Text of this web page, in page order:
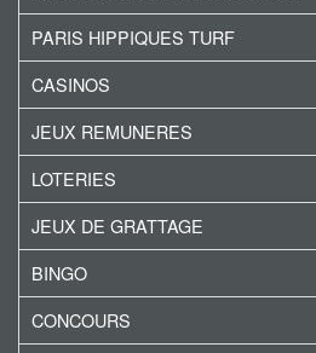
PARIS HIPPIQUES TURF
CASINOS
JEUX REMUNERES
LOTERIES
JEUX DE GRATTAGE
BINGO
CONCOURS